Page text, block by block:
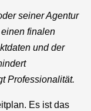
seiner Agentur
finalen
und der
Professionalität.
Es ist das